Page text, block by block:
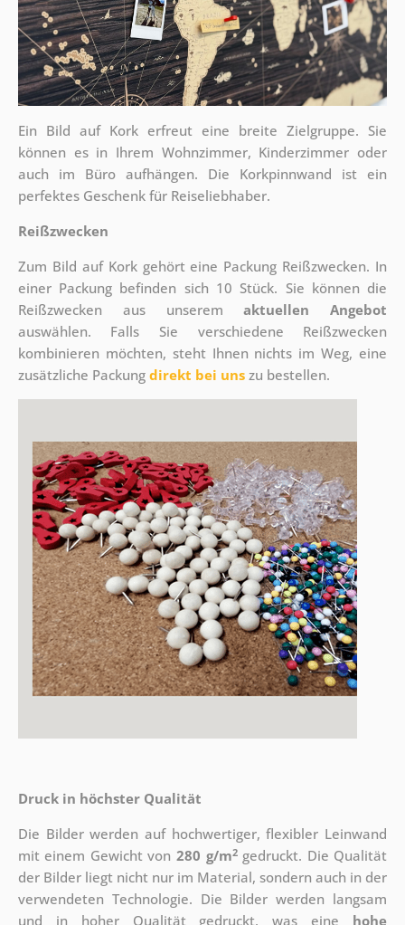
Ein Bild auf Kork erfreut eine breite Zielgruppe. Sie
können es in Ihrem Wohnzimmer, Kinderzimmer oder
auch im Büro aufhängen. Die Korkpinnwand ist ein
perfektes Geschenk für Reiseliebhaber.
Reißzwecken
Zum Bild auf Kork gehört eine Packung Reißzwecken. In
einer Packung befinden sich 10 Stück. Sie können die
Reißzwecken aus unseremaktuellen Angebot
auswählen. Falls Sie verschiedene Reißzwecken
kombinieren möchten, steht Ihnen nichts im Weg, eine
zusätzliche Packung direkt bei unszu bestellen.
Druck in höchster Qualität
Die Bilder werden auf hochwertiger, flexibler Leinwand
mit einem Gewicht von 280 g/m2gedruckt. Die Qualität
der Bilder liegt nicht nur im Material, sondern auch in der
verwendeten Technologie. Die Bilder werden langsam
und in hoher Qualität gedruckt, was eine hohe